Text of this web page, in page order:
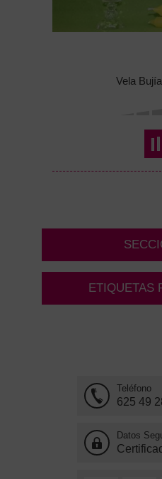
Vela
ETIQUETAS
Teléfono
625 49
Datos